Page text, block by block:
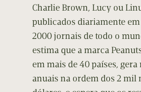
Charlie Brown, Lucy ou
publicados diariamente
2000 jornais de todo o
estima que a marca
em mais de 40 países, gera
anuais na ordem dos 2 mil